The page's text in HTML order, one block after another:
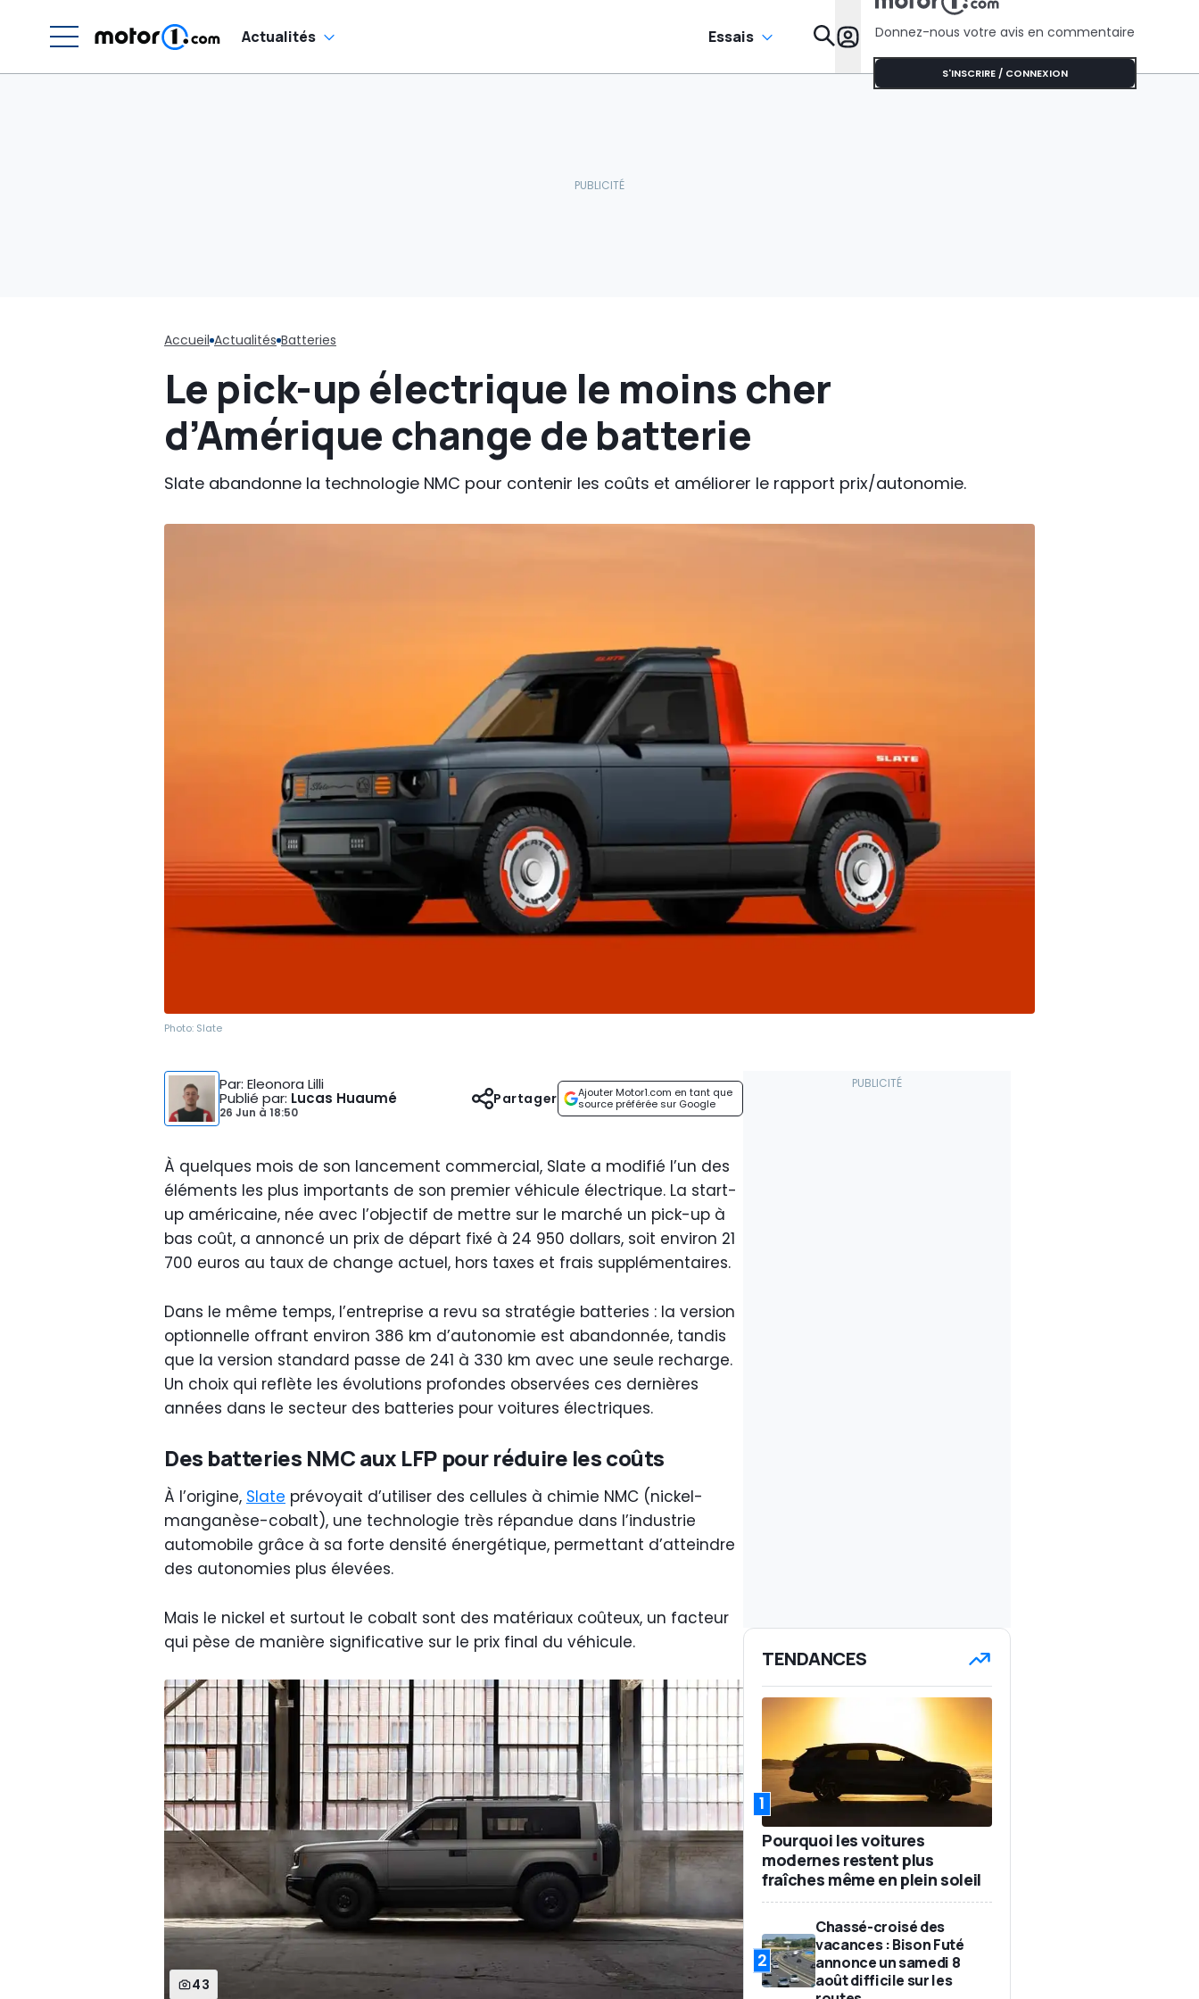
Actualités Essais Donnez-nous votre avis en commentaire
S'INSCRIRE / CONNEXION
Accueil Actualités Batteries
Le pick-up électrique le moins cher
d’Amérique change de batterie
Slate abandonne la technologie NMC pour contenir les coûts et améliorer le rapport prix/autonomie.
Photo: Slate
Par: Eleonora Lilli
Publié par: Lucas Huaumé
26 Jun à 18:50
Ajouter Motor1.com en tant que
source préférée sur Google
Partager
À quelques mois de son lancement commercial, Slate a modifié l’un des
éléments les plus importants de son premier véhicule électrique. La start-
up américaine, née avec l’objectif de mettre sur le marché un pick-up à
bas coût, a annoncé un prix de départ fixé à 24 950 dollars, soit environ 21
700 euros au taux de change actuel, hors taxes et frais supplémentaires.
Dans le même temps, l’entreprise a revu sa stratégie batteries : la version
optionnelle offrant environ 386 km d’autonomie est abandonnée, tandis
que la version standard passe de 241 à 330 km avec une seule recharge.
Un choix qui reflète les évolutions profondes observées ces dernières
années dans le secteur des batteries pour voitures électriques.
Des batteries NMC aux LFP pour réduire les coûts
À l’origine, Slate prévoyait d’utiliser des cellules à chimie NMC (nickel-
manganèse-cobalt), une technologie très répandue dans l’industrie
automobile grâce à sa forte densité énergétique, permettant d’atteindre
des autonomies plus élevées.
Mais le nickel et surtout le cobalt sont des matériaux coûteux, un facteur
qui pèse de manière significative sur le prix final du véhicule.
43
TENDANCES
1
Pourquoi les voitures
modernes restent plus
fraîches même en plein soleil
2
Chassé-croisé des
vacances : Bison Futé
annonce un samedi 8
août difficile sur les
l’Australie